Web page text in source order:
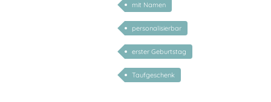
mit Namen
personalisierbar
erster Geburtstag
Taufgeschenk